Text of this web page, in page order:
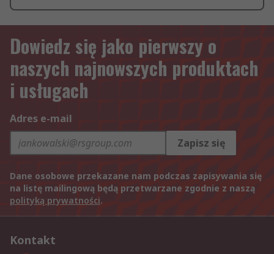
Dowiedz się jako pierwszy o
naszych najnowszych produktach
i usługach
Adres e-mail
Zapisz się
Dane osobowe przekazane nam podczas zapisywania się
na listę mailingową będą przetwarzane zgodnie z naszą
polityką prywatności.
Kontakt